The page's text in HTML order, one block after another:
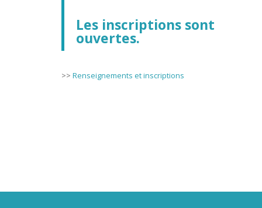
Les inscriptions sont
ouvertes.
>> Renseignements et inscriptions